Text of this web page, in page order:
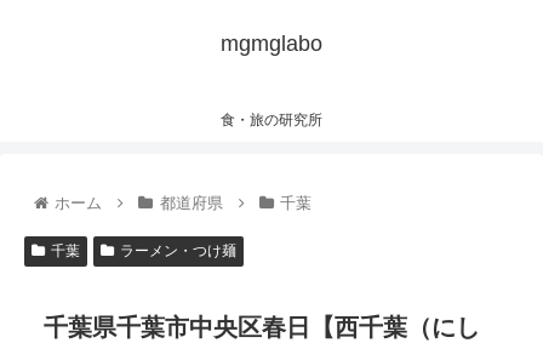
mgmglabo
食・旅の研究所
ホーム 都道府県 千葉
千葉 ラーメン・つけ麺
千葉県千葉市中央区春日【西千葉（にし